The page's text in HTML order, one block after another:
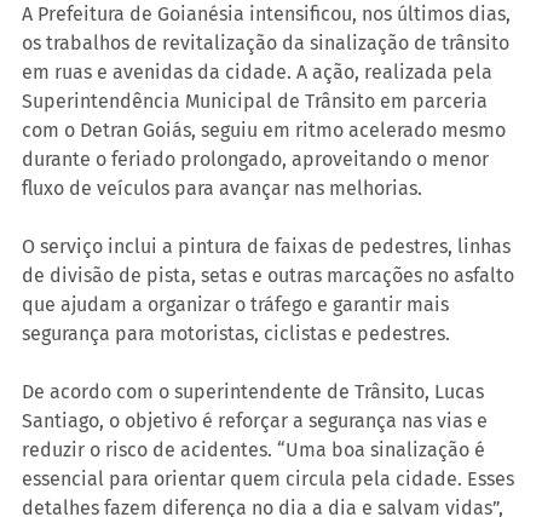
A Prefeitura de Goianésia intensificou, nos últimos dias,
os trabalhos de revitalização da sinalização de trânsito
em ruas e avenidas da cidade. A ação, realizada pela
Superintendência Municipal de Trânsito em parceria
com o Detran Goiás, seguiu em ritmo acelerado mesmo
durante o feriado prolongado, aproveitando o menor
fluxo de veículos para avançar nas melhorias.
O serviço inclui a pintura de faixas de pedestres, linhas
de divisão de pista, setas e outras marcações no asfalto
que ajudam a organizar o tráfego e garantir mais
segurança para motoristas, ciclistas e pedestres.
De acordo com o superintendente de Trânsito, Lucas
Santiago, o objetivo é reforçar a segurança nas vias e
reduzir o risco de acidentes. “Uma boa sinalização é
essencial para orientar quem circula pela cidade. Esses
detalhes fazem diferença no dia a dia e salvam vidas”,